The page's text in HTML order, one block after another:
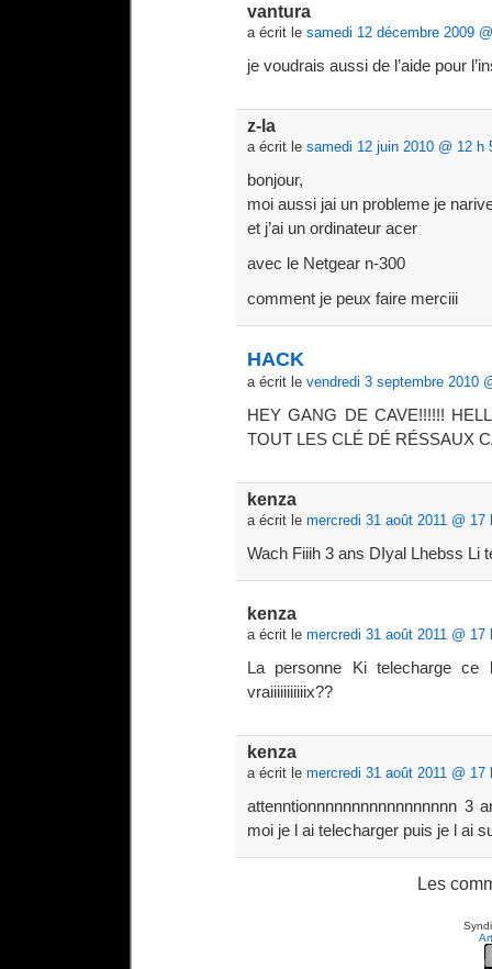
vantura
a écrit le samedi 12 décembre 2009
je voudrais aussi de l’aide pour
z-la
a écrit le samedi 12 juin 2010 @ 12 h
bonjour,
moi aussi jai un probleme je
et j’ai un ordinateur acer
avec le Netgear n-300
comment je peux faire merciii
HACK
a écrit le vendredi 3 septembre 2010
HEY GANG DE CAVE!!!!!!
TOUT LES CLÉ DÉ RÉSSAUX
kenza
a écrit le mercredi 31 août 2011 @ 17
Wach Fiiih 3 ans DIyal Lhebss Li
kenza
a écrit le mercredi 31 août 2011 @ 17
La personne Ki telecharge
vraiiiiiiiiiiix??
kenza
a écrit le mercredi 31 août 2011 @ 17
attenntionnnnnnnnnnnnnnnnn
moi je l ai telecharger puis je l ai
Les